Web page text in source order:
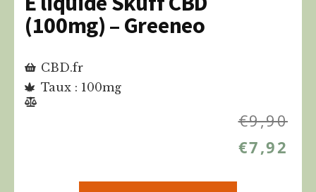
(100mg) – Greeneo
CBD.fr
Taux : 100mg
€9,90
€7,92